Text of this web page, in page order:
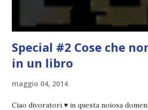
TBR+OBIETTIVI Questa è la mia tbr del
Special #2 Cose che
in un libro
maggio 04, 2014
Ciao divoratori ♥ in questa noiosa